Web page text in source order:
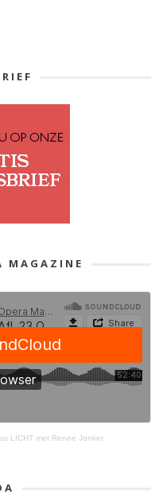
MAGAZINE
LICHT met Renee Jonker